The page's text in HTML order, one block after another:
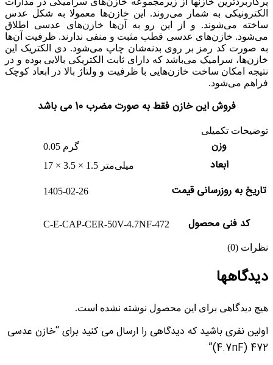
الکترونیکی به شمار می‌روند. این خازن‌ها معمولا به شکل عدس
ساخته می‌شوند. و از این رو به آن‌ها خازن‌های عدسی اطلاق
می‌شود. خازن‌های عدسی قطب مثبت و منفی ندارند. ظرفیت آن‌ها
به صورت کد رمز بر روی بدنه‌شان چاپ می‌شود. دی الکتریک این
خازن‌ها، سرامیک می‌باشد که دارای ثابت الکتریکی بالایی بوده و در
نتیجه امکان ساخت خازن‌هایی با ظرفیت و ولتاژ بالا در ابعاد کوچک
فراهم می‌شود.
فروش این خازن فقط به صورت مضرب 10 می باشد
توضیحات تکمیلی
وزن 0.05 گرم
ابعاد 17 × 3.5 × 1.5 میلی‌متر
تاریخ به روزرسانی قیمت 1405-02-26
کد فنی محصول C-E-CAP-CER-50V-4.7NF-472
نظرات (0)
دیدگاهها
هیچ دیدگاهی برای این محصول نوشته نشده است.
اولین نفری باشید که دیدگاهی را ارسال می کنید برای “خازن عدسی
472 (4.7nF)”